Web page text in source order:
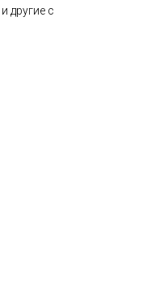
другие с